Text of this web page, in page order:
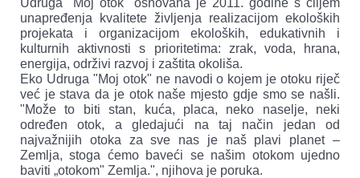
unapređenja kvalitete življenja realizacijom ekoloških
projekata i organizacijom ekoloških, edukativnih i
kulturnih aktivnosti s prioritetima: zrak, voda, hrana,
energija, održivi razvoj i zaštita okoliša.
Eko Udruga "Moj otok" ne navodi o kojem je otoku riječ
već je stava da je otok naše mjesto gdje smo se našli.
"Može to biti stan, kuća, placa, neko naselje, neki
određen otok, a gledajući na taj način jedan od
najvažnijih otoka za sve nas je naš plavi planet –
Zemlja, stoga ćemo baveći se našim otokom ujedno
baviti „otokom" Zemlja.", njihova je poruka.